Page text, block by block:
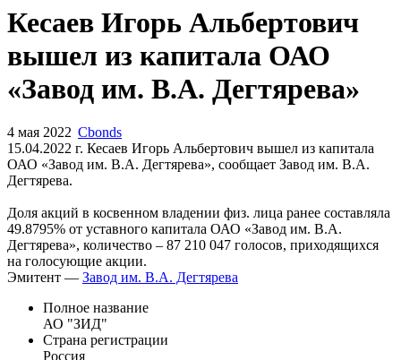
Запросить доступ
Кесаев Игорь Альбертович
«Завод им. В.А. Дегтярева»
15.04.2022 г. Кесаев Игорь Альбертович вышел из капитала
ОАО «Завод им. В.А. Дегтярева», сообщает Завод им. В.А.
Дегтярева.
Доля акций в косвенном владении физ. лица ранее составляла
Дегтярева», количество – 87 210 047 голосов, приходящихся
на голосующие акции.
Эмитент —Завод им. В.А. Дегтярева